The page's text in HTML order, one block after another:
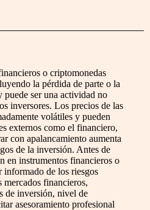
o criptomonedas
la pérdida de parte o la
ser una actividad no
inversores. Los precios de las
volátiles y pueden
externos como el financiero,
con apalancamiento aumenta
de la inversión. Antes de
en instrumentos financieros o
informado de los riesgos
mercados financieros,
de inversión, nivel de
asesoramiento profesional